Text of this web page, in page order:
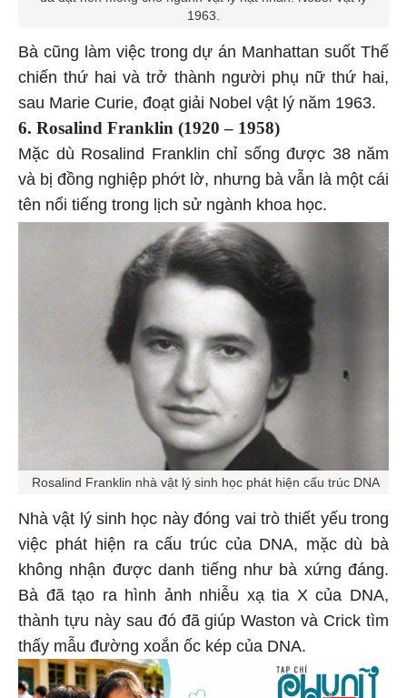
1963.
Bà cũng làm việc trong dự án Manhattan suốt Thế
chiến thứ hai và trở thành người phụ nữ thứ hai,
sau Marie Curie, đoạt giải Nobel vật lý năm 1963.
6. Rosalind Franklin (1920 – 1958)
Mặc dù Rosalind Franklin chỉ sống được 38 năm
và bị đồng nghiệp phớt lờ, nhưng bà vẫn là một cái
tên nổi tiếng trong lịch sử ngành khoa học.
Rosalind Franklin nhà vật lý sinh học phát hiện cấu trúc DNA
Nhà vật lý sinh học này đóng vai trò thiết yếu trong
việc phát hiện ra cấu trúc của DNA, mặc dù bà
không nhận được danh tiếng như bà xứng đáng.
Bà đã tạo ra hình ảnh nhiễu xạ tia X của DNA,
thành tựu này sau đó đã giúp Waston và Crick tìm
thấy mẫu đường xoắn ốc kép của DNA.